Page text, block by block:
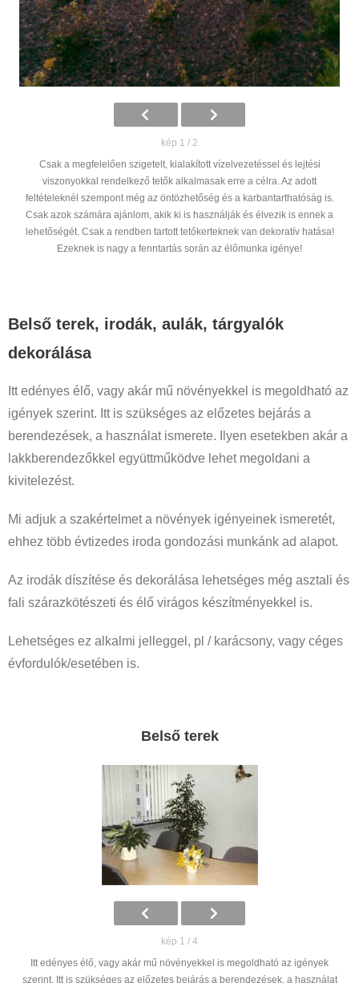
kép 1 / 2
Csak a megfelelően szigetelt, kialakított vízelvezetéssel és lejtési
viszonyokkal rendelkező tetők alkalmasak erre a célra. Az adott
feltételeknél szempont még az öntözhetőség és a karbantarthatóság is.
Csak azok számára ajánlom, akik ki is használják és élvezik is ennek a
lehetőségét. Csak a rendben tartott tetőkerteknek van dekoratív hatása!
Ezeknek is nagy a fenntartás során az élőmunka igénye!
Belső terek, irodák, aulák, tárgyalók
dekorálása
Itt edényes élő, vagy akár mű növényekkel is megoldható az
igények szerint. Itt is szükséges az előzetes bejárás a
berendezések, a használat ismerete. Ilyen esetekben akár a
lakkberendezőkkel együttműködve lehet megoldani a
kivitelezést.
Mi adjuk a szakértelmet a növények igényeinek ismeretét,
ehhez több évtizedes iroda gondozási munkánk ad alapot.
Az irodák díszítése és dekorálása lehetséges még asztali és
fali szárazkötészeti és élő virágos készítményekkel is.
Lehetséges ez alkalmi jelleggel, pl / karácsony, vagy céges
évfordulók/esetében is.
Belső terek
kép 1 / 4
Itt edényes élő, vagy akár mű növényekkel is megoldható az igények
szerint. Itt is szükséges az előzetes bejárás a berendezések, a használat